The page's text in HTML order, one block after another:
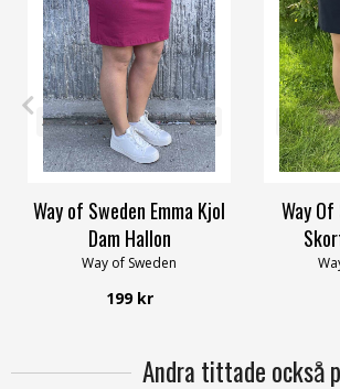
32/34 36/38 40/42 44/46
48/50 56/58
Way of Sweden Emma Kjol
Dam Hallon
Way of Sweden
199 kr
36 38
Way
Andra tittade också